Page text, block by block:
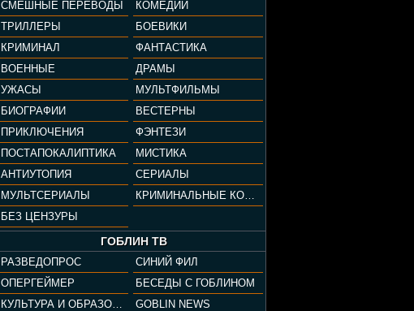
СМЕШНЫЕ ПЕРЕВОДЫ
КОМЕДИИ
ТРИЛЛЕРЫ
БОЕВИКИ
КРИМИНАЛ
ФАНТАСТИКА
ВОЕННЫЕ
ДРАМЫ
УЖАСЫ
МУЛЬТФИЛЬМЫ
БИОГРАФИИ
ВЕСТЕРНЫ
ПРИКЛЮЧЕНИЯ
ФЭНТЕЗИ
ПОСТАПОКАЛИПТИКА
МИСТИКА
АНТИУТОПИЯ
СЕРИАЛЫ
МУЛЬТСЕРИАЛЫ
КРИМИНАЛЬНЫЕ КОМЕДИИ
БЕЗ ЦЕНЗУРЫ
ГОБЛИН ТВ
РАЗВЕДОПРОС
СИНИЙ ФИЛ
ОПЕРГЕЙМЕР
БЕСЕДЫ С ГОБЛИНОМ
КУЛЬТУРА И ОБРАЗОВАНИЕ
GOBLIN NEWS